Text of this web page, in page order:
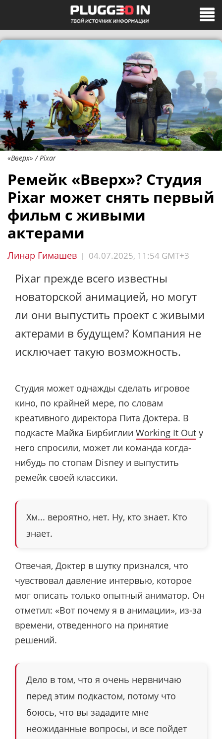
«Вверх» / Pixar
Ремейк «Вверх»? Студия
Pixar может снять первый
фильм с живыми
актерами
Линар Гимашев | 04.07.2025, 11:54 GMT+3
Pixar прежде всего известны
новаторской анимацией, но могут
ли они выпустить проект с живыми
актерами в будущем? Компания не
исключает такую ​​возможность.
Студия может однажды сделать игровое
кино, по крайней мере, по словам
креативного директора Пита Доктера. В
подкасте Майка Бирбиглии Working It Out у
него спросили, может ли команда когда-
нибудь по стопам Disney и выпустить
ремейк своей классики.
Хм... вероятно, нет. Ну, кто знает. Кто
знает.
Отвечая, Доктер в шутку признался, что
чувствовал давление интервью, которое
мог описать только опытный аниматор. Он
отметил: «Вот почему я в анимации», из-за
времени, отведенного на принятие
решений.
Дело в том, что я очень нервничаю
перед этим подкастом, потому что
боюсь, что вы зададите мне
неожиданные вопросы, и все пойдет